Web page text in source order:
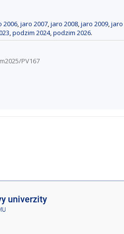
2006,jaro 2007,jaro 2008,jaro 2009,jaro
,podzim 2024,podzim 2026.
PV167
univerzity